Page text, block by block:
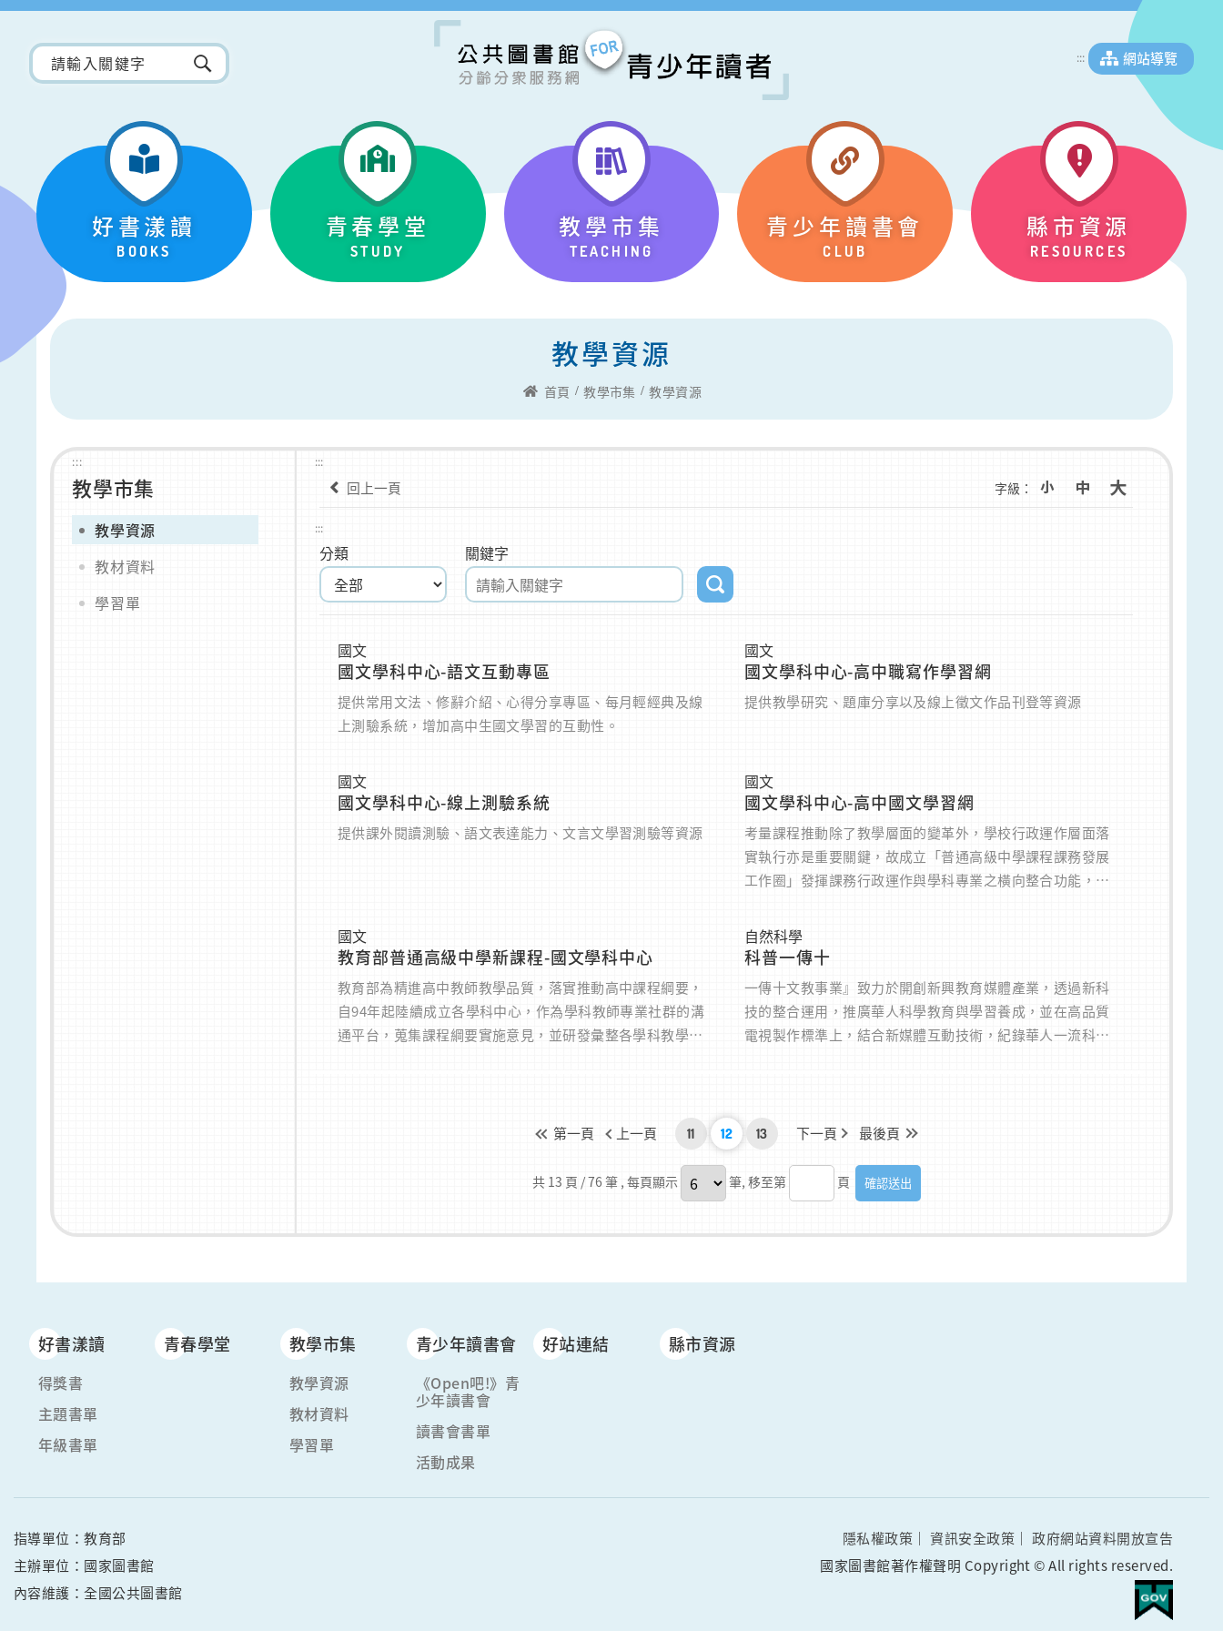
::: 網站導覽
好書漾讀
BOOKS
青春學堂
STUDY
教學市集
TEACHING
青少年讀書會
CLUB
縣市資源
RESOURCES
教學資源
首頁 教學市集 教學資源
:::
教學市集
教學資源
教材資料
學習單
:::
回上一頁 字級：
:::
分類 關鍵字
國文
國文學科中心-語文互動專區
提供常用文法、修辭介紹、心得分享專區、每月輕經典及線
上測驗系統，增加高中生國文學習的互動性。
國文
國文學科中心-高中職寫作學習網
提供教學研究、題庫分享以及線上徵文作品刊登等資源
國文
國文學科中心-線上測驗系統
提供課外閱讀測驗、語文表達能力、文言文學習測驗等資源
國文
國文學科中心-高中國文學習網
考量課程推動除了教學層面的變革外，學校行政運作層面落
實執行亦是重要關鍵，故成立「普通高級中學課程課務發展
工作圈」發揮課務行政運作與學科專業之橫向整合功能，統
導支援網絡系統，提升高中新課程推動成效。
國文
教育部普通高級中學新課程-國文學科中心
教育部為精進高中教師教學品質，落實推動高中課程綱要，
自94年起陸續成立各學科中心，作為學科教師專業社群的溝
通平台，蒐集課程綱要實施意見，並研發彙整各學科教學資
自然科學
科普一傳十
一傳十文教事業』致力於開創新興教育媒體產業，透過新科
技的整合運用，推廣華人科學教育與學習養成，並在高品質
電視製作標準上，結合新媒體互動技術，紀錄華人一流科學
的展現。
第一頁 上一頁 11 12 13 下一頁 最後頁
共 13 頁 / 76 筆 , 每頁顯示 筆, 移至第 頁
好書漾讀
得獎書
主題書單
年級書單
青春學堂 教學市集
教學資源
教材資料
學習單
青少年讀書會
《Open吧!》青
少年讀書會
讀書會書單
活動成果
好站連結 縣市資源
指導單位：教育部
主辦單位：國家圖書館
內容維護：全國公共圖書館
隱私權政策 資訊安全政策
政府網站資料開放宣告
國家圖書館著作權聲明 Copyright © All rights reserved.